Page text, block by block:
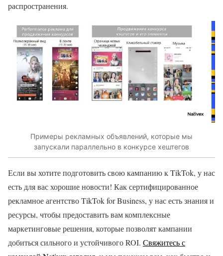
распространения.
Примеры рекламных объявлений, которые мы
запускали параллельно в конкурсе хештегов
Если вы хотите подготовить свою кампанию к TikTok, у нас
есть для вас хорошие новости! Как сертифицированное
рекламное агентство TikTok for Business, у нас есть знания и
ресурсы, чтобы предоставить вам комплексные
маркетинговые решения, которые позволят кампании
добиться сильного и устойчивого ROI. Свяжитесь с